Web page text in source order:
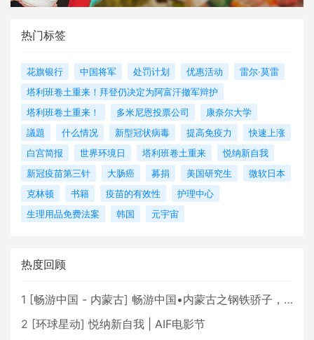
热门标签
花旗银行 中国将军 处罚计划 优惠活动
雷尔·莫雷
塔利班卷土重来！拜登仍决定为阿富汗撤军辩护
塔利班卷土重来！
多米尼恩投票公司
康奈尔大学
議題
什么情况 新型冠状病毒 提高免疫力
快速上涨
白宫简报
世界环境日 塔利班卷土重来
悦纳新自我
新冠疫苗第三针
大肠癌 募捐 美国研究生
微软日本
克林顿
书籍 疫苗的有效性
护理中心
生理用品免费法案
韩国 元宇宙
热度回顾
1 [畅游中国 - 内蒙古] 畅游中国•内蒙古之钢铁骄子，魅力包头
2 [环球星动] 悦纳新自我 | AIF电影节